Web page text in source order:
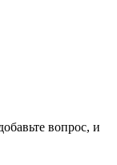
вопрос, и